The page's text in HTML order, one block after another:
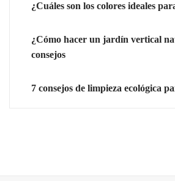
¿Cuáles son los colores ideales
¿Cómo hacer un jardín vertical
consejos
7 consejos de limpieza ecológica